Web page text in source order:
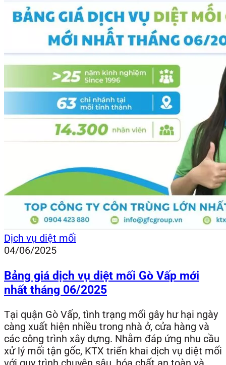
Dịch vụ diệt mối
04/06/2025
Bảng giá dịch vụ diệt mối Gò Vấp mới
nhất tháng 06/2025
Tại quận Gò Vấp, tình trạng mối gây hư hại ngày
càng xuất hiện nhiều trong nhà ở, cửa hàng và
các công trình xây dựng. Nhằm đáp ứng nhu cầu
xử lý mối tận gốc, KTX triển khai dịch vụ diệt mối